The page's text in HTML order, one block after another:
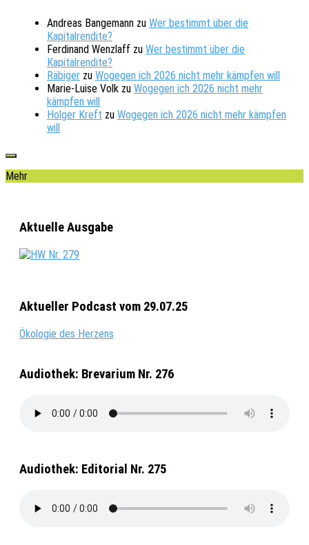
Andreas Bangemann zu Wer bestimmt über die
Kapitalrendite?
Ferdinand Wenzlaff zu Wer bestimmt über die
Kapitalrendite?
Räbiger zu Wogegen ich 2026 nicht mehr kämpfen will
Marie-Luise Volk zu Wogegen ich 2026 nicht mehr
kämpfen will
Holger Kreft zu Wogegen ich 2026 nicht mehr kämpfen
will
Mehr
Aktuelle Ausgabe
Aktueller Podcast vom 29.07.25
Ökologie des Herzens
Audiothek: Brevarium Nr. 276
Audiothek: Editorial Nr. 275